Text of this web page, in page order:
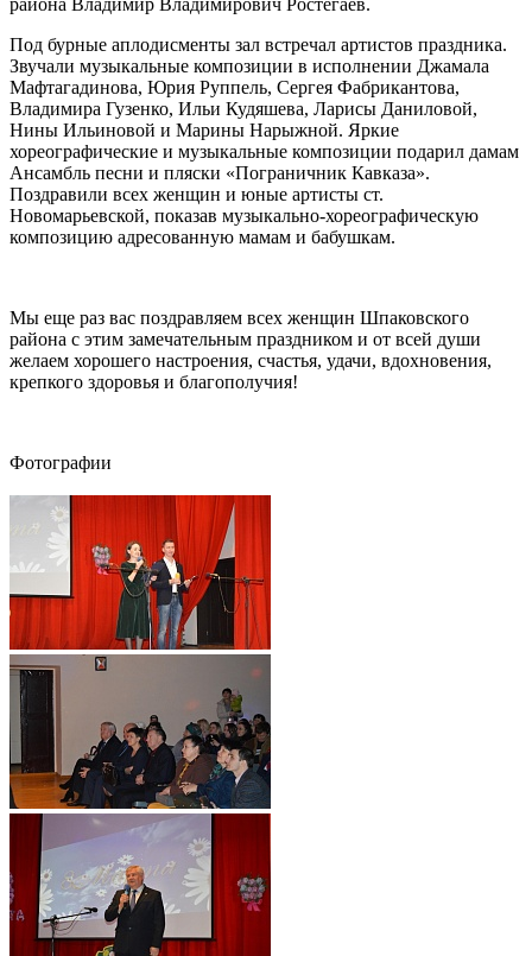
района Владимир Владимирович Ростегаев.
Под бурные аплодисменты зал встречал артистов праздника.
Звучали музыкальные композиции в исполнении Джамала
Мафтагадинова, Юрия Руппель, Сергея Фабрикантова,
Владимира Гузенко, Ильи Кудяшева, Ларисы Даниловой,
Нины Ильиновой и Марины Нарыжной. Яркие
хореографические и музыкальные композиции подарил дамам
Ансамбль песни и пляски «Пограничник Кавказа».
Поздравили всех женщин и юные артисты ст.
Новомарьевской, показав музыкально-хореографическую
композицию адресованную мамам и бабушкам.
Мы еще раз вас поздравляем всех женщин Шпаковского
района с этим замечательным праздником и от всей души
желаем хорошего настроения, счастья, удачи, вдохновения,
крепкого здоровья и благополучия!
Фотографии